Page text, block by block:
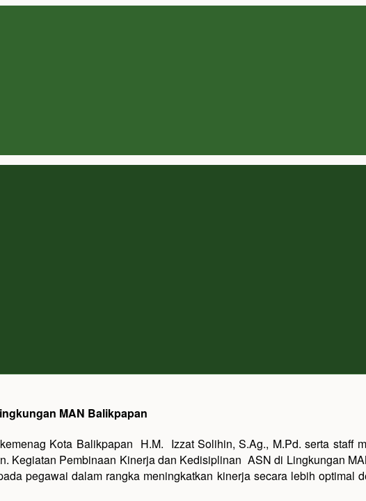
MAN Balikpapan
Kota Balikpapan H.M. Izzat Solihin, S.Ag., M.Pd. serta
Kegiatan Pembinaan Kinerja dan Kedisiplinan ASN di Lingkungan
pegawai dalam rangka meningkatkan kinerja secara lebih optimal